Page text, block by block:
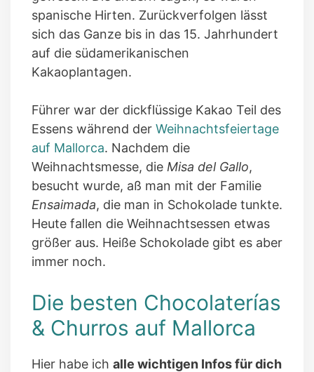
spanische Hirten. Zurückverfolgen lässt
sich das Ganze bis in das 15. Jahrhundert
auf die südamerikanischen
Kakaoplantagen.
Führer war der dickflüssige Kakao Teil des
Essens während der Weihnachtsfeiertage
auf Mallorca. Nachdem die
Weihnachtsmesse, die Misa del Gallo,
besucht wurde, aß man mit der Familie
Ensaimada, die man in Schokolade tunkte.
Heute fallen die Weihnachtsessen etwas
größer aus. Heiße Schokolade gibt es aber
immer noch.
Die besten Chocolaterías
& Churros auf Mallorca
Hier habe ich alle wichtigen Infos für dich